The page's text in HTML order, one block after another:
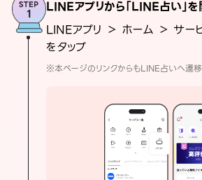
LINEアプリから「LINE占い」を
LINEアプリ ＞ ホーム ＞ サー
をタップ
※本ページのリンクからもLINE占いへ遷